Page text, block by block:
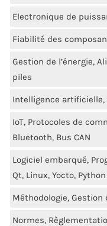
Electronique de
Fiabilité des
Gestion de l’énergie,
piles
Intelligence artificielle,
IoT, Protocoles de
Bluetooth, Bus CAN
Logiciel embarqué,
Qt, Linux, Yocto, Python
Méthodologie,
Normes,